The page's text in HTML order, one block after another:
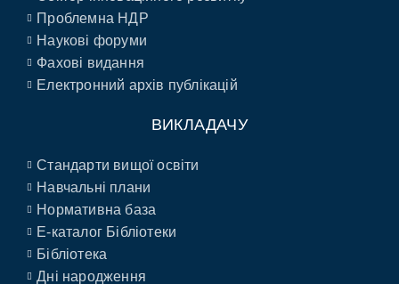
Проблемна НДР
Наукові форуми
Фахові видання
Електронний архів публікацій
ВИКЛАДАЧУ
Стандарти вищої освіти
Навчальні плани
Нормативна база
E-каталог Бібліотеки
Бібліотека
Дні народження